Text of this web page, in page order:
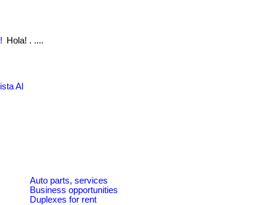
Hola! . ....
Al
Auto parts, services
Business opportunities
Duplexes for rent